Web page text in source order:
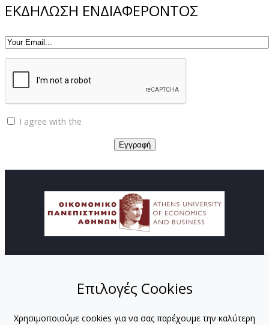
ΕΚΔΗΛΩΣΗ ΕΝΔΙΑΦΕΡΟΝΤΟΣ
I agree with the
ΑΠΟΣΤΟΛΗ
Επιλογές Cookies
Χρησιμοποιούμε cookies για να σας παρέχουμε την καλύτερη